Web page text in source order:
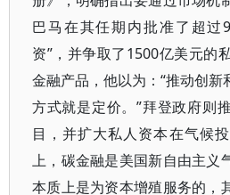
巴马在其任期内批准了超过
资”，并争取了1500亿美元的
金融产品，他以为：“推动创
方式就是定价。”拜登政府则
目，并扩大私人资本在气候
上，碳金融是美国新自由主义
本质上是为资本增殖服务的，